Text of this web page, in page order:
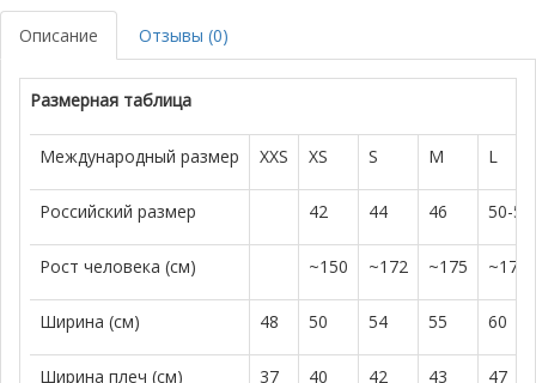
Описание Отзывы (0)
Размерная таблица
Международный размер XXS XS S M L
Российский размер 42 44 46 50-52
Рост человека (см) ~150 ~172 ~175 ~179
Ширина (см) 48 50 54 55 60
Ширина плеч (см) 37 40 42 43 47